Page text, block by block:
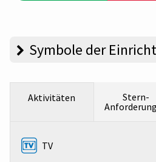
Symbole der
Aktivitäten
Stern-
TV